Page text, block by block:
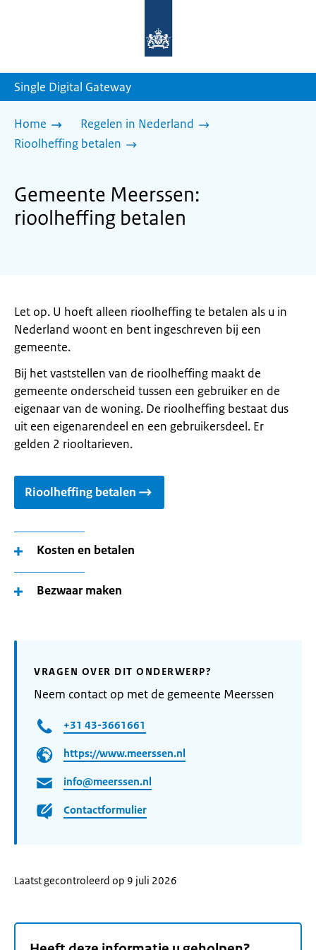
homepage
Single Digital Gateway
Home
Regelen in Nederland
Rioolheffing betalen
Gemeente Meerssen:
rioolheffing betalen
Let op. U hoeft alleen rioolheffing te betalen als u in
Nederland woont en bent ingeschreven bij een
gemeente.
Bij het vaststellen van de rioolheffing maakt de
gemeente onderscheid tussen een gebruiker en de
eigenaar van de woning. De rioolheffing bestaat dus
uit een eigenarendeel en een gebruikersdeel. Er
gelden 2 riooltarieven.
Rioolheffing betalen
Kosten en betalen
Bezwaar maken
VRAGEN OVER DIT ONDERWERP?
Neem contact op met de gemeente Meerssen
+31 43-3661661
https://www.meerssen.nl
info@meerssen.nl
Contactformulier
Laatst gecontroleerd op 9 juli 2026